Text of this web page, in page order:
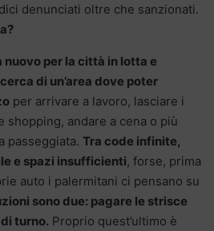
denunciati oltre che sanzionati.
per la città in lotta e
di un’area dove poter
per arrivare a lavoro, lasciare i
shopping, andare a cena o più
passeggiata. Tra code infinite,
e spazi insufficienti, forse, prima
auto i palermitani ci pensano su
sono due: pagare le strisce
turno. Proprio quest’ultimo è